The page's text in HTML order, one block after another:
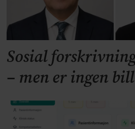
Sosial
– men er ingen